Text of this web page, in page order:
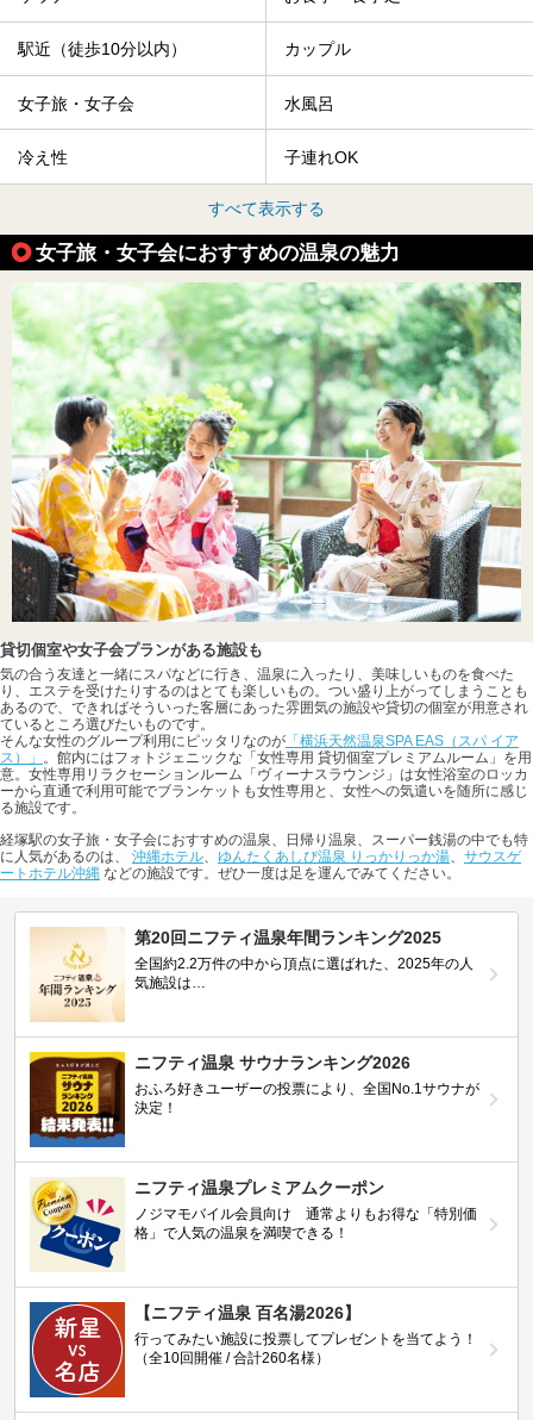
駅近（徒歩10分以内） カップル
女子旅・女子会 水風呂
冷え性 子連れOK
すべて表示する
女子旅・女子会におすすめの温泉の魅力
貸切個室や女子会プランがある施設も
気の合う友達と一緒にスパなどに行き、温泉に入ったり、美味しいものを食べた
り、エステを受けたりするのはとても楽しいもの。つい盛り上がってしまうことも
あるので、できればそういった客層にあった雰囲気の施設や貸切の個室が用意され
ているところ選びたいものです。
そんな女性のグループ利用にピッタリなのが 「横浜天然温泉SPA EAS（スパ イア
ス）」 。館内にはフォトジェニックな「女性専用 貸切個室プレミアムルーム」を用
意。女性専用リラクセーションルーム「ヴィーナスラウンジ」は女性浴室のロッカ
ーから直通で利用可能でブランケットも女性専用と、女性への気遣いを随所に感じ
る施設です。
経塚駅の女子旅・女子会におすすめの温泉、日帰り温泉、スーパー銭湯の中でも特
に人気があるのは、 沖縄ホテル、 ゆんたくあしび温泉 りっかりっか湯、 サウスゲ
ートホテル沖縄 などの施設です。ぜひ一度は足を運んでみてください。
第20回ニフティ温泉年間ランキング2025
全国約2.2万件の中から頂点に選ばれた、2025年の人
気施設は…
ニフティ温泉 サウナランキング2026
おふろ好きユーザーの投票により、全国No.1サウナが
決定！
ニフティ温泉プレミアムクーポン
ノジマモバイル会員向け 通常よりもお得な「特別価
格」で人気の温泉を満喫できる！
【ニフティ温泉 百名湯2026】
行ってみたい施設に投票してプレゼントを当てよう！
（全10回開催 / 合計260名様）